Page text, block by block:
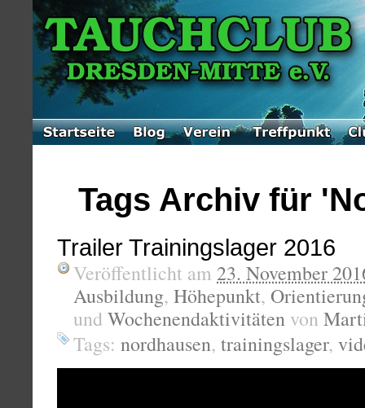
Tags Archiv für
Trailer Trainingslager 2016
Veröffentlicht am 23. November
Ausbildung, Höhepunkt,
und Wochenendaktivitäten von
Tags: nordhausen, trainingslager,